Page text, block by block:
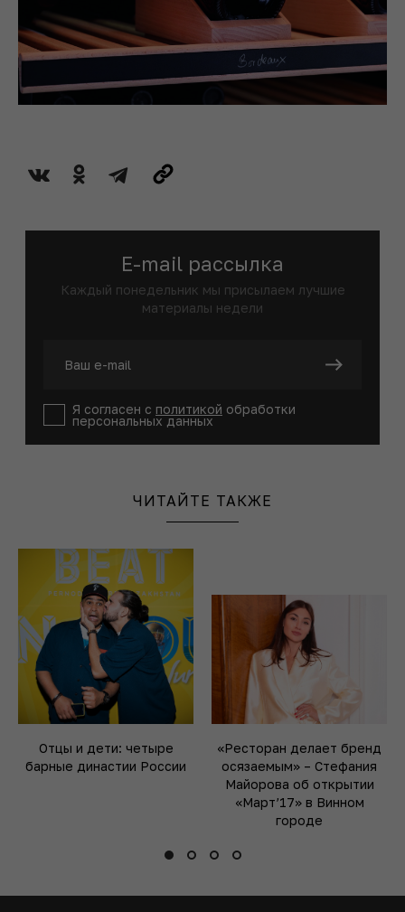
E-mail рассылка
Каждый понедельник мы присылаем лучшие
материалы недели
Я согласен с политикой обработки
персональных данных
ЧИТАЙТЕ ТАКЖЕ
Отцы и дети: четыре
барные династии России
«Ресторан делает бренд
осязаемым» – Стефания
Майорова об открытии
«Март’17» в Винном
городе